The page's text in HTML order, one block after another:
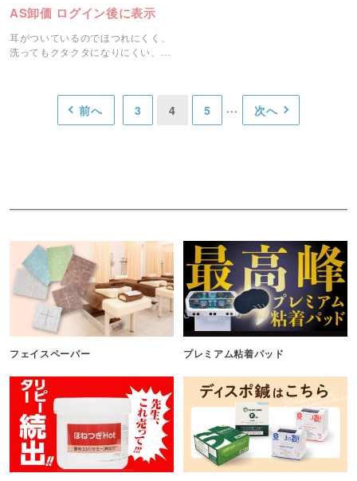
AS卸価 ログイン後に表示
耳がついているのでほつれにくく、
洗ってもクタクタになりにくい、適
前へ 3 4 5 次へ
フェイスペーパー プレミアム粘着パッド